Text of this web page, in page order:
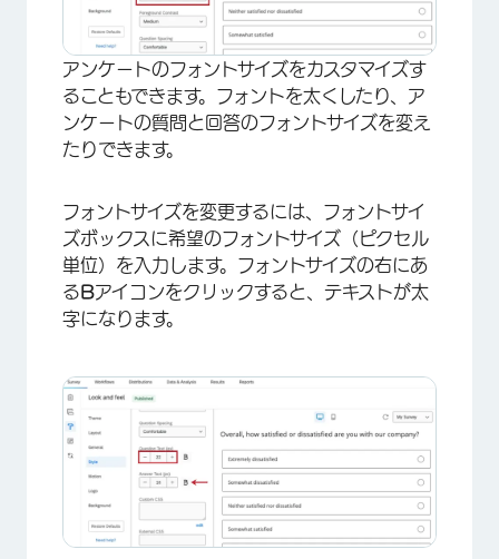
アンケートのフォントサイズをカスタマイズす
ることもできます。フォントを太くしたり、ア
ンケートの質問と回答のフォントサイズを変え
たりできます。
フォントサイズを変更するには、フォントサイ
ズボックスに希望のフォントサイズ（ピクセル
単位）を入力します。フォントサイズの右にあ
るBアイコンをクリックすると、テキストが太
字になります。